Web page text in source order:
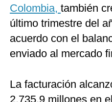
Colombia, también
último trimestre del
acuerdo con el
enviado al mercado
La facturación
2,735.9 millones en